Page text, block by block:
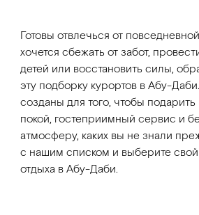
Готовы отвлечься от
хочется сбежать от забот,
детей или восстановить силы,
эту подборку курортов в Абу-
созданы для того, чтобы
покой, гостеприимный сервис и
атмосферу, каких вы не знали
с нашим списком и выберите свой
отдыха в Абу-Даби.